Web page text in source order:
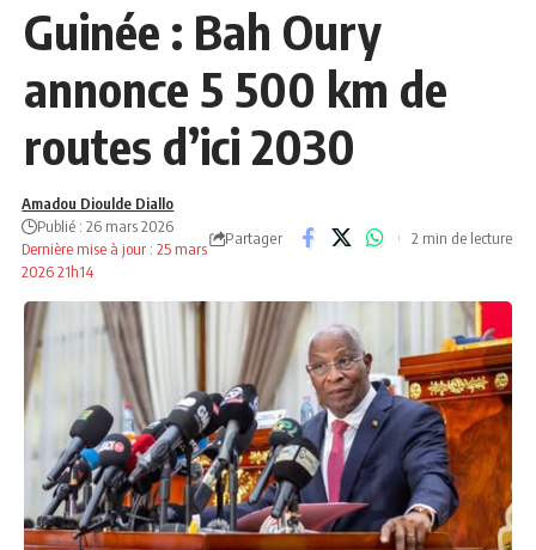
Guinée : Bah Oury
annonce 5 500 km de
routes d’ici 2030
Dernière mise à jour : 25 mars
2026 21h14
Amadou Dioulde Diallo
Publié : 26 mars 2026
Partager 2 min de lecture